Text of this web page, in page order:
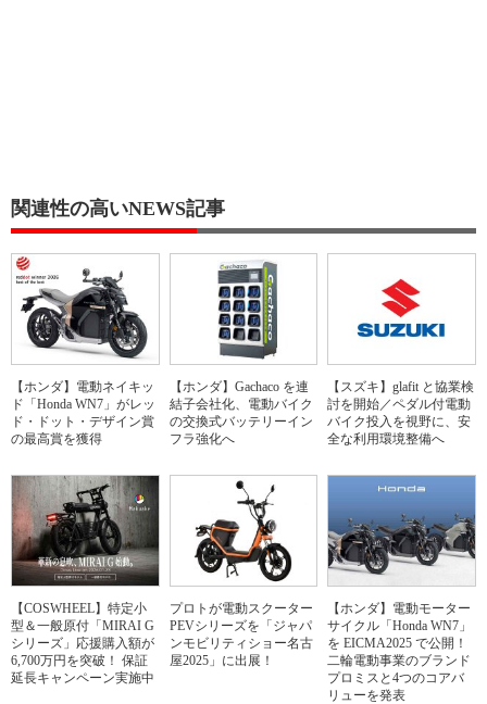
関連性の高いNEWS記事
【ホンダ】電動ネイキッ
ド「Honda WN7」がレッ
ド・ドット・デザイン賞
の最高賞を獲得
【ホンダ】Gachaco を連
結子会社化、電動バイク
の交換式バッテリーイン
フラ強化へ
【スズキ】glafit と協業検
討を開始／ペダル付電動
バイク投入を視野に、安
全な利用環境整備へ
【COSWHEEL】特定小
型＆一般原付「MIRAI G
シリーズ」応援購入額が
6,700万円を突破！ 保証
延長キャンペーン実施中
プロトが電動スクーター
PEVシリーズを「ジャパ
ンモビリティショー名古
屋2025」に出展！
【ホンダ】電動モーター
サイクル「Honda WN7」
を EICMA2025 で公開！
二輪電動事業のブランド
プロミスと4つのコアバ
リューを発表